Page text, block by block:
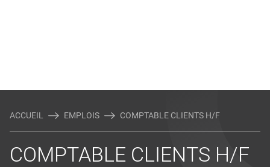
ACCUEIL EMPLOIS COMPTABLE CLIENTS H/F
COMPTABLE CLIENTS H/F